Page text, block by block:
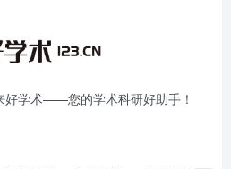
好学术——您的学术科研好助手！